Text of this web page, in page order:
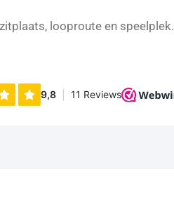
looproute en speelplek.